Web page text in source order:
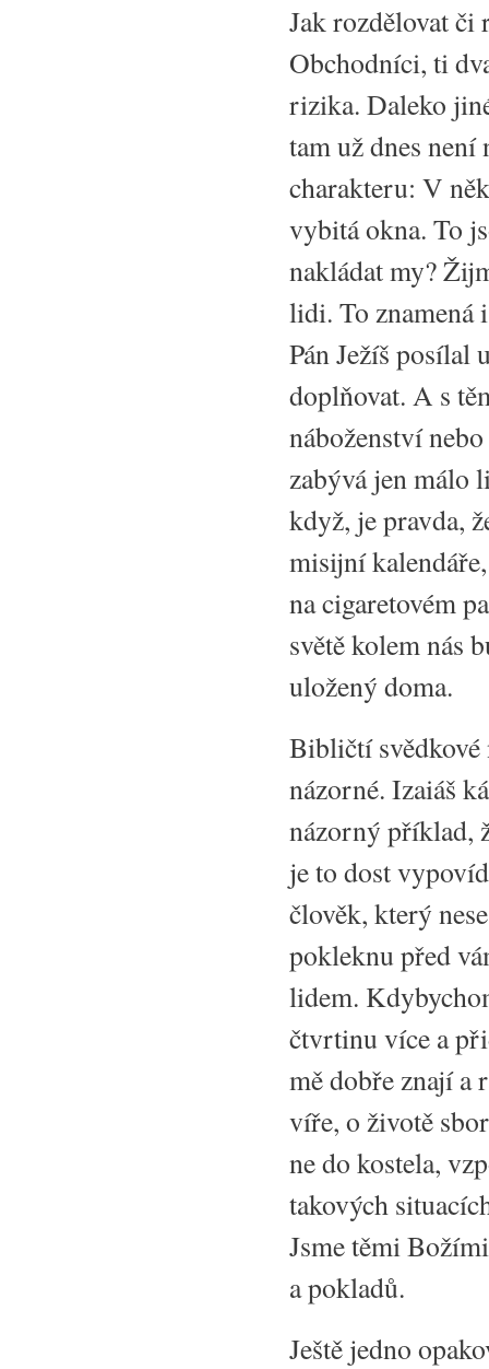
Jak rozdělovat či
Obchodníci, ti
rizika. Daleko
tam už dnes
charakteru: V
vybitá okna. To
nakládat my?
lidi. To znamená
Pán Ježíš posílal
doplňovat. A s
náboženství
zabývá jen málo
když, je pravda,
misijní
na cigaretovém
světě kolem nás
uložený doma.
Bibličtí
názorné. Izaiáš
názorný příklad,
je to dost
člověk, který
pokleknu před
lidem.
čtvrtinu více a
mě dobře znají a
víře, o životě
ne do kostela,
takových
Jsme těmi
a pokladů.
Ještě jedno